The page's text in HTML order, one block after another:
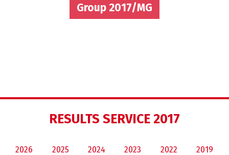
Group 2017/MG
RESULTS SERVICE 2017
2026 2025 2024 2023 2022 2019